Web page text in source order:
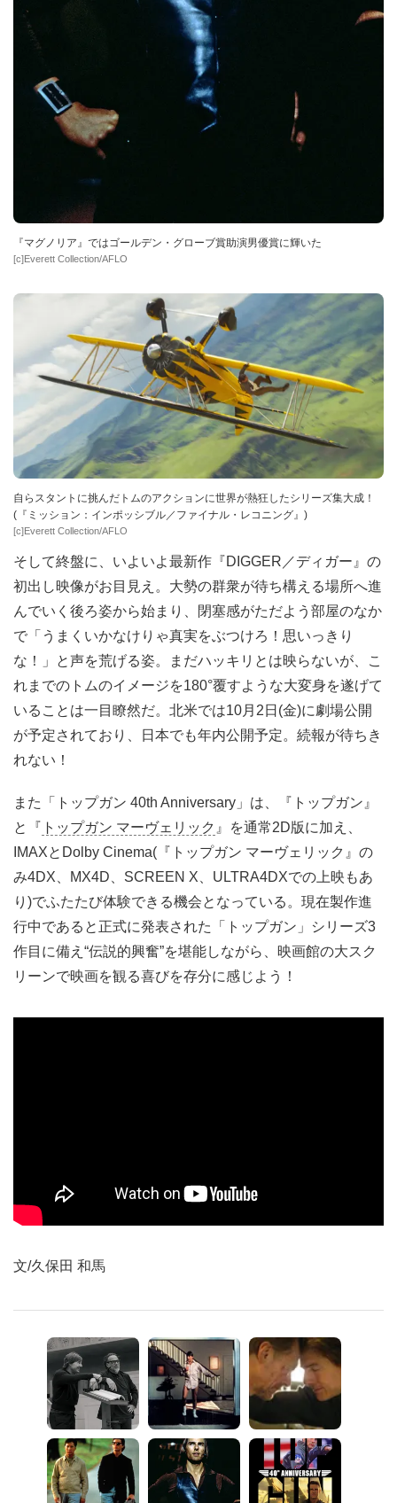
『マグノリア』ではゴールデン・グローブ賞助演男優賞に輝いた
[c]Everett Collection/AFLO
自らスタントに挑んだトムのアクションに世界が熱狂したシリーズ集大成！
(『ミッション：インポッシブル／ファイナル・レコニング』)
[c]Everett Collection/AFLO
そして終盤に、いよいよ最新作『DIGGER／ディガー』の
初出し映像がお目見え。大勢の群衆が待ち構える場所へ進
んでいく後ろ姿から始まり、閉塞感がただよう部屋のなか
で「うまくいかなけりゃ真実をぶつけろ！思いっきり
な！」と声を荒げる姿。まだハッキリとは映らないが、こ
れまでのトムのイメージを180°覆すような大変身を遂げて
いることは一目瞭然だ。北米では10月2日(金)に劇場公開
が予定されており、日本でも年内公開予定。続報が待ちき
れない！
また「トップガン 40th Anniversary」は、『トップガン』
と『 トップガン マーヴェリック 』を通常2D版に加え、
IMAXとDolby Cinema(『トップガン マーヴェリック』の
み4DX、MX4D、SCREEN X、ULTRA4DXでの上映もあ
り)でふたたび体験できる機会となっている。現在製作進
行中であると正式に発表された「トップガン」シリーズ3
作目に備え“伝説的興奮”を堪能しながら、映画館の大スク
リーンで映画を観る喜びを存分に感じよう！
文/久保田 和馬